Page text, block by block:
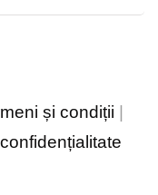
și condiții